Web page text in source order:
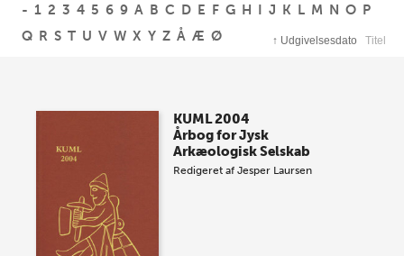
- 1 2 3 4 5 6 9 A B C D E F G H I J K L M N O P
Q R S T U V W X Y Z Å Æ Ø ↑ Udgivelsesdato Titel
KUML 2004
Årbog for Jysk
Arkæologisk Selskab
Redigeret afJesper Laursen